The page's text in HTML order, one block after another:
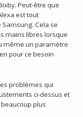
Peut-être que
est tout
Cela se
mains libres lorsque
même un paramètre
pour ce besoin
problèmes qui
ci-dessus et
plus